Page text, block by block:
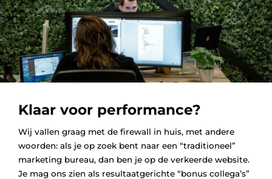
Klaar voor performance?
Wij vallen graag met de firewall in huis, met andere
woorden: als je op zoek bent naar een “traditioneel”
marketing bureau, dan ben je op de verkeerde website.
Je mag ons zien als resultaatgerichte “bonus collega’s”